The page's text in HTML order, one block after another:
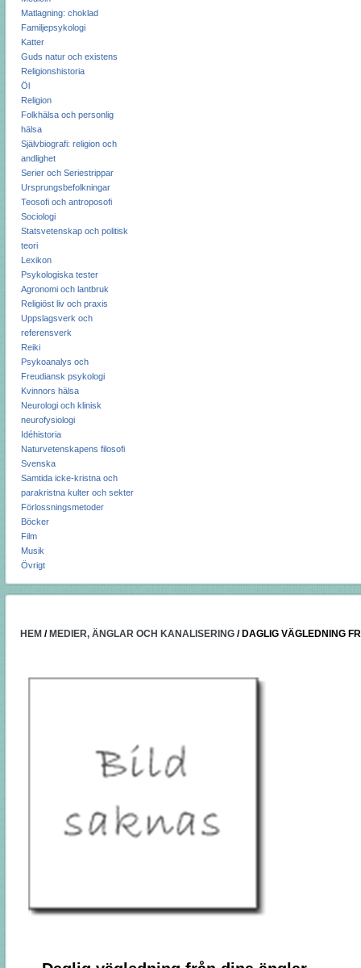
Matlagning: choklad
Familjepsykologi
Katter
Guds natur och existens
Religionshistoria
Öl
Religion
Folkhälsa och personlig
hälsa
Självbiografi: religion och
andlighet
Serier och Seriestrippar
Ursprungsbefolkningar
Teosofi och antroposofi
Sociologi
Statsvetenskap och politisk
teori
Lexikon
Psykologiska tester
Agronomi och lantbruk
Religiöst liv och praxis
Uppslagsverk och
referensverk
Reiki
Psykoanalys och
Freudiansk psykologi
Kvinnors hälsa
Neurologi och klinisk
neurofysiologi
Idéhistoria
Naturvetenskapens filosofi
Svenska
Samtida icke-kristna och
parakristna kulter och sekter
Förlossningsmetoder
Böcker
Film
Musik
Övrigt
HEM / MEDIER, ÄNGLAR OCH KANALISERING / DAGLIG VÄGLEDNING